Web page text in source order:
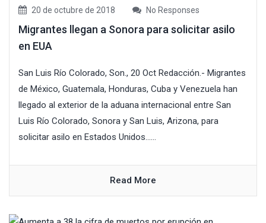
20 de octubre de 2018 No Responses
Migrantes llegan a Sonora para solicitar asilo
en EUA
San Luis Río Colorado, Son., 20 Oct Redacción.- Migrantes
de México, Guatemala, Honduras, Cuba y Venezuela han
llegado al exterior de la aduana internacional entre San
Luis Río Colorado, Sonora y San Luis, Arizona, para
solicitar asilo en Estados Unidos......
Read More